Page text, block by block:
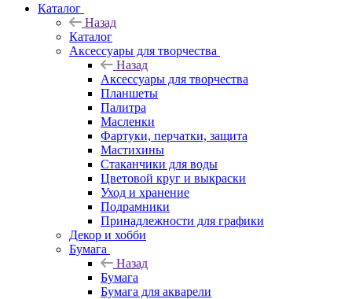
Каталог
Назад
Каталог
Аксессуары для творчества
Назад
Аксессуары для творчества
Планшеты
Палитра
Масленки
Фартуки, перчатки, защита
Мастихины
Стаканчики для воды
Цветовой круг и выкраски
Уход и хранение
Подрамники
Принадлежности для графики
Декор и хобби
Бумага
Назад
Бумага
Бумага для акварели